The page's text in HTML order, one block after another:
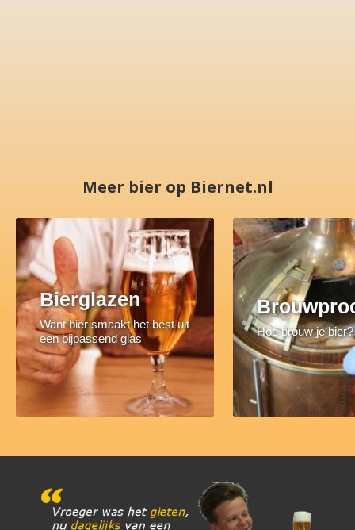
Meer bier op Biernet.nl
Bierglazen
Want bier smaakt het best uit
een bijpassend glas
Hoe brouw je bier?